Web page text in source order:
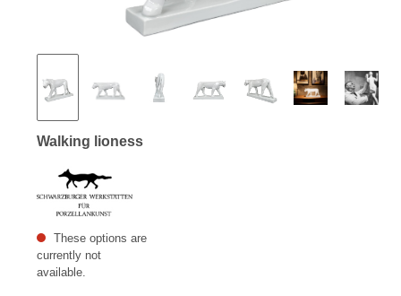
Walking lioness
These options are
currently not
available.